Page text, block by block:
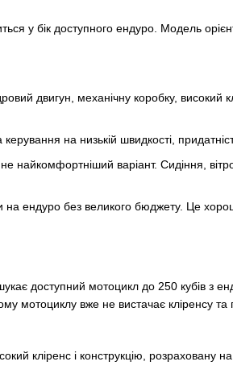
у бік доступного ендуро. Модель
двигун, механічну коробку, високий
на низькій швидкості,
найкомфортніший варіант. Сидіння,
на ендуро без великого бюджету. Це
доступний мотоцикл до 250 кубів з
мотоциклу вже не вистачає кліренсу та
кліренс і конструкцію, розраховану